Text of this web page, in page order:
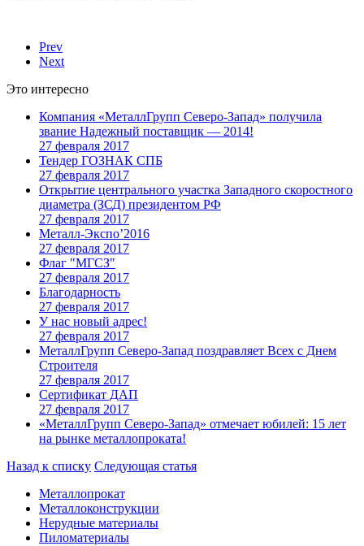
Prev
Next
Это интересно
Компания «МеталлГрупп Северо-Запад» получила
звание Надежный поставщик — 2014!
27 февраля 2017
Тендер ГОЗНАК СПБ
27 февраля 2017
Открытие центрального участка Западного скоростного
диаметра (ЗСД) президентом РФ
27 февраля 2017
Металл-Экспо’2016
27 февраля 2017
Флаг "МГСЗ"
27 февраля 2017
Благодарность
27 февраля 2017
У нас новый адрес!
27 февраля 2017
МеталлГрупп Северо-Запад поздравляет Всех с Днем
Строителя
27 февраля 2017
Сертификат ДАП
27 февраля 2017
«МеталлГрупп Северо-Запад» отмечает юбилей: 15 лет
на рынке металлопроката!
Назад к списку Следующая статья
Металлопрокат
Металлоконструкции
Нерудные материалы
Пиломатериалы